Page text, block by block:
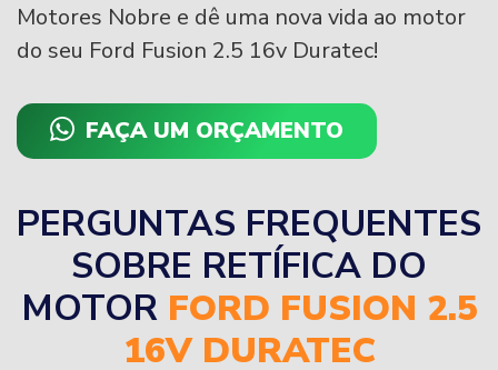
Motores Nobre e dê uma nova vida ao motor
do seu Ford Fusion 2.5 16v Duratec!
FAÇA UM ORÇAMENTO
PERGUNTAS FREQUENTES
SOBRE RETÍFICA DO
MOTOR FORD FUSION 2.5
16V DURATEC